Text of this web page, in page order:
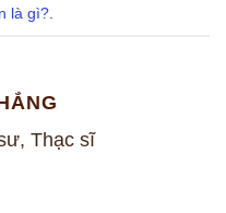
là gì?.
Thạc sĩ